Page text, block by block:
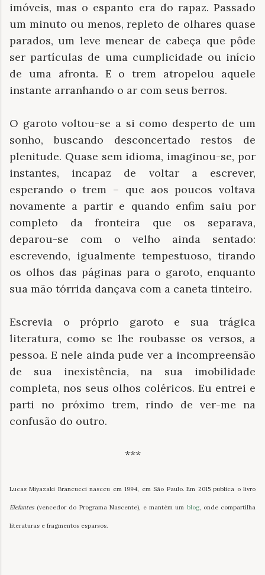
imóveis, mas o espanto era do rapaz. Passado
um minuto ou menos, repleto de olhares quase
parados, um leve menear de cabeça que pôde
ser partículas de uma cumplicidade ou início
de uma afronta. E o trem atropelou aquele
instante arranhando o ar com seus berros.
O garoto voltou-se a si como desperto de um
sonho, buscando desconcertado restos de
plenitude. Quase sem idioma, imaginou-se, por
instantes, incapaz de voltar a escrever,
esperando o trem – que aos poucos voltava
novamente a partir e quando enfim saiu por
completo da fronteira que os separava,
deparou-se com o velho ainda sentado:
escrevendo, igualmente tempestuoso, tirando
os olhos das páginas para o garoto, enquanto
sua mão tórrida dançava com a caneta tinteiro.
Escrevia o próprio garoto e sua trágica
literatura, como se lhe roubasse os versos, a
pessoa. E nele ainda pude ver a incompreensão
de sua inexistência, na sua imobilidade
completa, nos seus olhos coléricos. Eu entrei e
parti no próximo trem, rindo de ver-me na
confusão do outro.
***
Lucas Miyazaki Brancucci nasceu em 1994, em São Paulo. Em 2015 publica o livro
Elefantes (vencedor do Programa Nascente), e mantém um blog, onde compartilha
literaturas e fragmentos esparsos.